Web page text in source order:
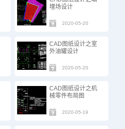
埋场设计
2020-05-20
CAD图纸设计之室
外油罐设计
2020-05-20
CAD图纸设计之机
械零件布局图
2020-05-19